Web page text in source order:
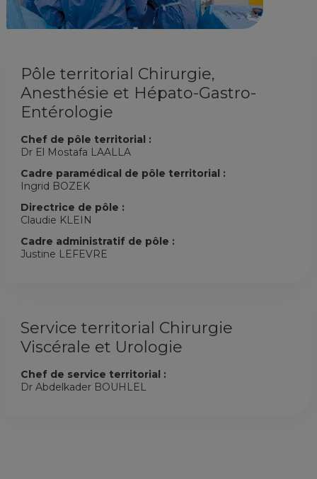
Pôle territorial Chirurgie,
Anesthésie et Hépato-Gastro-
Entérologie
Chef de pôle territorial :
Dr El Mostafa LAALLA
Cadre paramédical de pôle territorial :
Ingrid BOZEK
Directrice de pôle :
Claudie KLEIN
Cadre administratif de pôle :
Justine LEFEVRE
Service territorial Chirurgie
Viscérale et Urologie
Chef de service territorial :
Dr Abdelkader BOUHLEL